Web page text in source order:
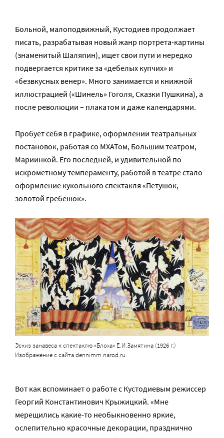
Больной, малоподвижный, Кустодиев продолжает
писать, разрабатывая новый жанр портрета-картины
(знаменитый Шаляпин), ищет свои пути и нередко
подвергается критике за «дебелых купчих» и
«безвкусных венер». Много занимается и книжной
иллюстрацией («Шинель» Гоголя, Сказки Пушкина), а
после революции – плакатом и даже календарями.
Пробует себя в графике, оформлении театральных
постановок, работая со МХАТом, Большим театром,
Мариинкой. Его последней, и удивительной по
искрометному темпераменту, работой в театре стало
оформление кукольного спектакля «Петушок,
золотой гребешок».
Эскиз занавеса к спектаклю «Блоха» Е.И.Замятина (1926 г.)
Изображение с сайта dennimm.narod.ru
Вот как вспоминает о работе с Кустодиевым режиссер
Георгий Константинович Крыжицкий. «Мне
мерещились какие-то необыкновенно яркие,
ослепительно красочные декорации, празднично